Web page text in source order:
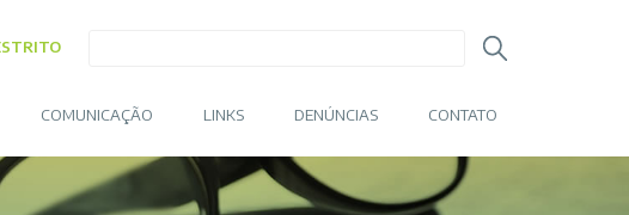
COMUNICAÇÃO LINKS DENÚNCIAS CONTATO